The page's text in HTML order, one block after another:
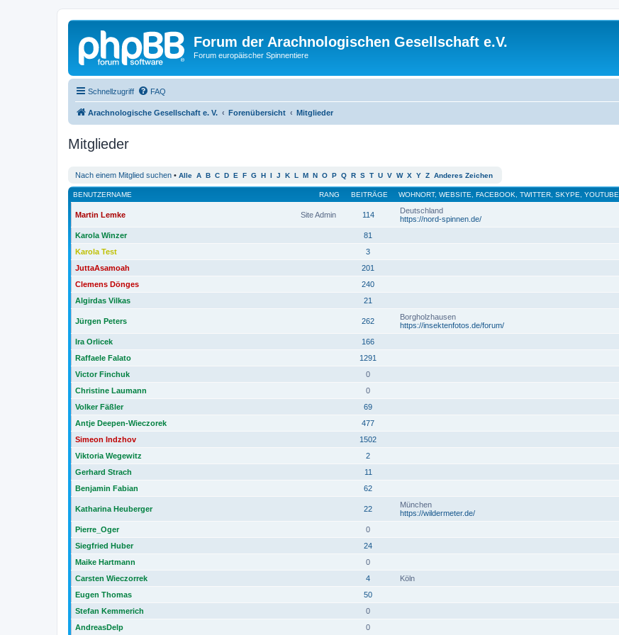
Forum der Arachnologischen Gesellschaft e.V.
Forum europäischer Spinnentiere
Schnellzugriff FAQ
Arachnologische Gesellschaft e. V. Forenübersicht Mitglieder
Mitglieder
Nach einem Mitglied suchen • Alle A B C D E F G H I J K L M N O P Q R S T U V W X Y Z Anderes Zeichen
RANG
BENUTZERNAME BEITRÄGE WOHNORT, WEBSITE, FACEBOOK, TWITTER, SKYPE, YOUTUBE
Site Admin
Martin Lemke 114
Deutschland
https://nord-spinnen.de/
Karola Winzer 81
Karola Test
3
JuttaAsamoah
201
Clemens Dönges
240
Algirdas Vilkas
21
Jürgen Peters 262
Borgholzhausen
https://insektenfotos.de/forum/
Ira Orlicek 166
Raffaele Falato
1291
Victor Finchuk
0
Christine Laumann
0
Volker Fäßler
69
Antje Deepen-Wieczorek
477
Simeon Indzhov
1502
Viktoria Wegewitz
2
Gerhard Strach
11
Benjamin Fabian
62
Katharina Heuberger 22
München
https://wildermeter.de/
Pierre_Oger 0
Siegfried Huber
24
Maike Hartmann
0
Carsten Wieczorrek
4 Köln
Eugen Thomas
50
Stefan Kemmerich
0
AndreasDelp
0